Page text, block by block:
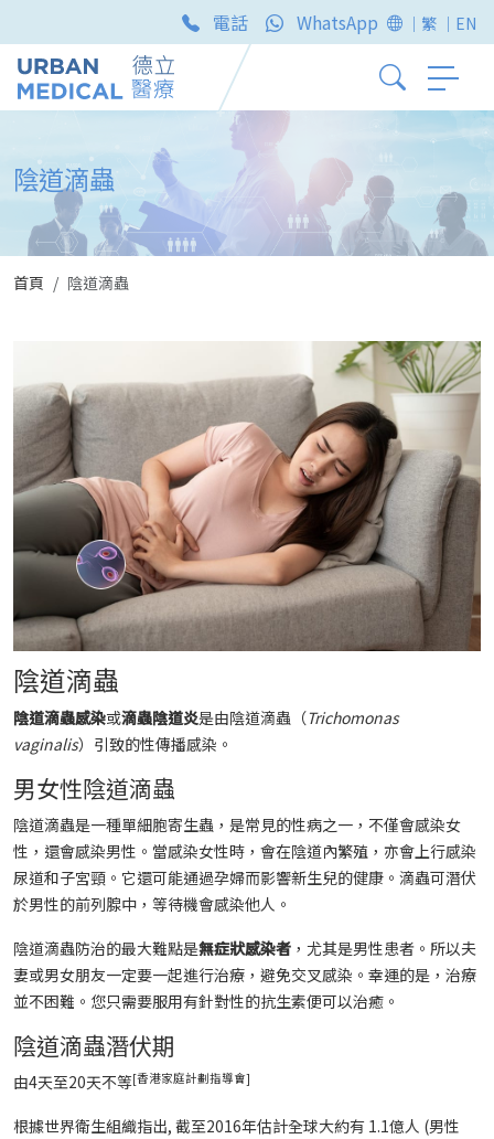
電話 WhatsApp ｜繁 ｜EN
陰道滴蟲
首頁 陰道滴蟲
陰道滴蟲
陰道滴蟲感染或滴蟲陰道炎是由陰道滴蟲（Trichomonas
vaginalis）引致的性傳播感染。
男女性陰道滴蟲
陰道滴蟲是一種單細胞寄生蟲，是常見的性病之一，不僅會感染女
性，還會感染男性。當感染女性時，會在陰道內繁殖，亦會上行感染
尿道和子宮頸。它還可能通過孕婦而影響新生兒的健康。滴蟲可潛伏
於男性的前列腺中，等待機會感染他人。
陰道滴蟲防治的最大難點是無症狀感染者 ，尤其是男性患者。所以夫
妻或男女朋友一定要一起進行治療，避免交叉感染。幸運的是，治療
並不困難。您只需要服用有針對性的抗生素便可以治癒。
陰道滴蟲潛伏期
由4天至20天不等[香港家庭計劃指導會]
根據世界衛生組織指出, 截至2016年估計全球大約有 1.1億人 (男性